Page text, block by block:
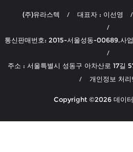
(주)유라스텍 대표자 : 이선영
통신판매번호: 2015-서울성동-00689.사
주소 : 서울특별시 성동구 아차산로 17길
개인정보 처리
Copyright ©2026 데이터